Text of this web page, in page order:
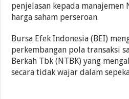
penjelasan kepada manajemen
harga saham perseroan.
Bursa Efek Indonesia (BEI)
perkembangan pola transaksi
Berkah Tbk (NTBK) yang
secara tidak wajar dalam